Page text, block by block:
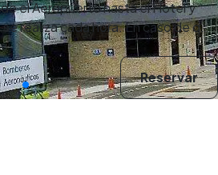
el Aeropuerto hasta el Hotel y
realiza cada hora. En caso de q…
Reservar